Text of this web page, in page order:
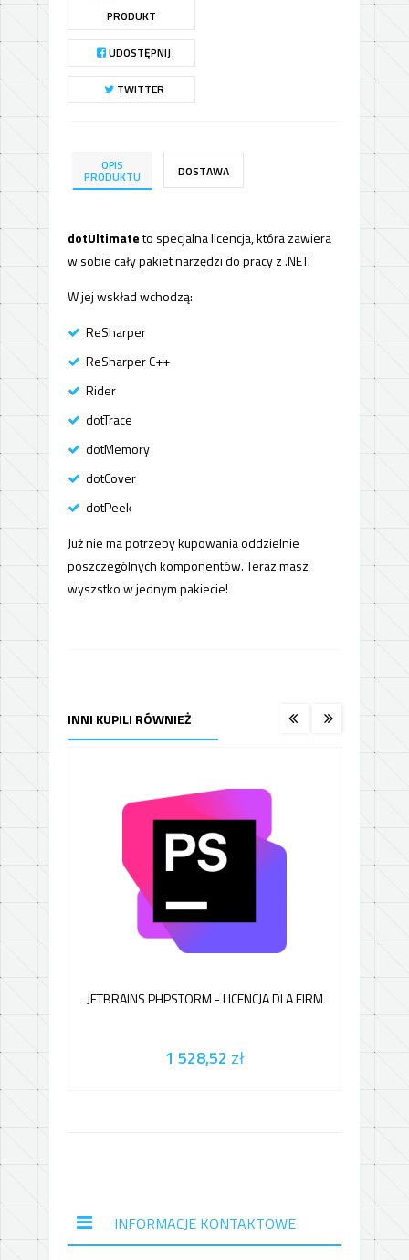
PRODUKT
UDOSTĘPNIJ
TWITTER
OPIS
PRODUKTU DOSTAWA
dotUltimateto specjalna licencja, która zawiera
w sobie cały pakiet narzędzi do pracy z .NET.
W jej wskład wchodzą:
ReSharper
ReSharper C++
Rider
dotTrace
dotMemory
dotCover
dotPeek
Już nie ma potrzeby kupowania oddzielnie
poszczególnych komponentów. Teraz masz
wyszstko w jednym pakiecie!
INNI KUPILI RÓWNIEŻ
JETBRAINS PHPSTORM - LICENCJA DLA FIRM
1 528,52 zł
INFORMACJE KONTAKTOWE